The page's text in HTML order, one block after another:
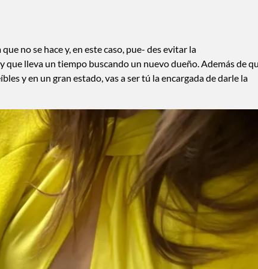
no se hace y, en este caso, pue- des evitar la
que lleva un tiempo buscando un nuevo dueño. Además de
y en un gran estado, vas a ser tú la encargada de darle la